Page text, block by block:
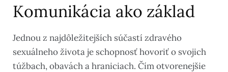
Komunikácia ako základ
Jednou z najdôležitejších súčastí zdravého
sexuálneho života je schopnosť hovoriť o svojich
túžbach, obavách a hraniciach. Čím otvorenejšie